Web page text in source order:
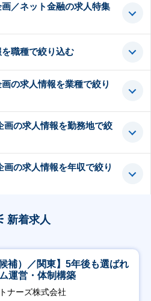
／ネット金融の求人特集
職種で絞り込む
の求人情報を業種で絞り
画の求人情報を勤務地で絞
の求人情報を年収で絞り
新着求人
補）／関東】5年後も選ばれ
運営・体制構築
ナーズ株式会社